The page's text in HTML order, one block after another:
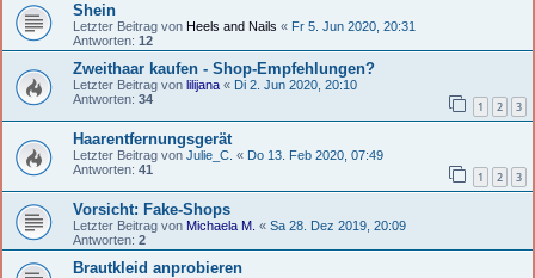
Shein
Letzter Beitrag von Heels and Nails « Fr 5. Jun 2020, 20:31
Antworten: 12
Zweithaar kaufen - Shop-Empfehlungen?
Letzter Beitrag von lilijana « Di 2. Jun 2020, 20:10
Antworten: 34 1 2 3
Haarentfernungsgerät
Letzter Beitrag von Julie_C. « Do 13. Feb 2020, 07:49
Antworten: 41 1 2 3
Vorsicht: Fake-Shops
Letzter Beitrag von Michaela M. « Sa 28. Dez 2019, 20:09
Antworten: 2
Brautkleid anprobieren